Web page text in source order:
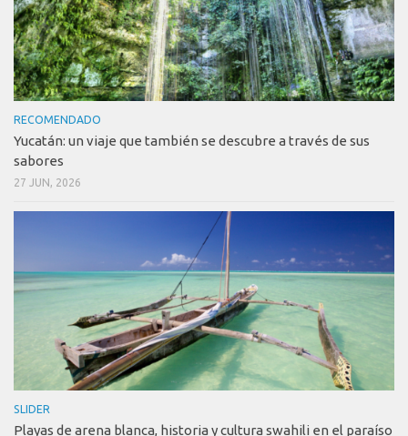
RECOMENDADO
Yucatán: un viaje que también se descubre a través de sus
sabores
27 JUN, 2026
SLIDER
Playas de arena blanca, historia y cultura swahili en el paraíso